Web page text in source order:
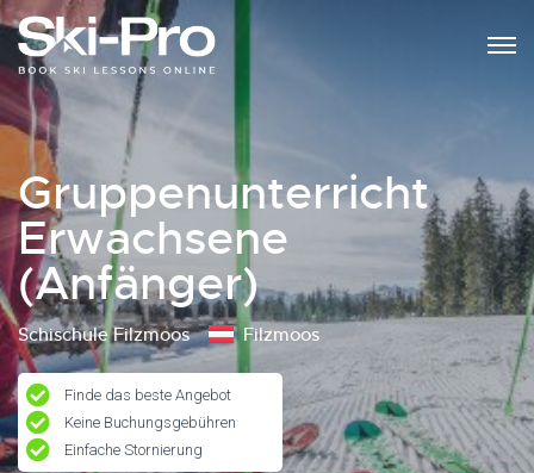
Gruppenunterricht
Erwachsene
(Anfänger)
Schischule Filzmoos Filzmoos
Finde das beste Angebot
Keine Buchungsgebühren
Einfache Stornierung